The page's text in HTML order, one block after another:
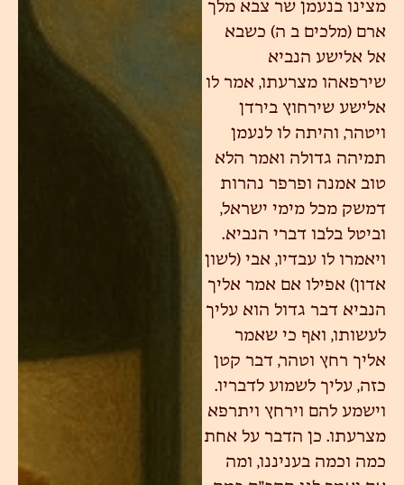
מצינו בנעמן שר צבא מלך
ארם (מלכים ב ה) כשבא
אל אלישע הנביא
שירפאהו מצרעתו, אמר לו
אלישע שירחוץ בירדן
ויטהר, והיתה לו לנעמן
תמיהה גדולה ואמר הלא
טוב אמנה ופרפר נהרות
דמשק מכל מימי ישראל,
וביטל בלבו דברי הנביא.
ויאמרו לו עבדיו, אבי (לשון
אדון) אפילו אם אמר אליך
הנביא דבר גדול הוא עליך
לעשותו, ואף כי שאמר
אליך רחץ וטהר, דבר קטן
כזה, עליך לשמוע לדבריו.
וישמע להם וירחץ ויתרפא
מצרעתו. כן הדבר על אחת
כמה וכמה בעניננו, ומה